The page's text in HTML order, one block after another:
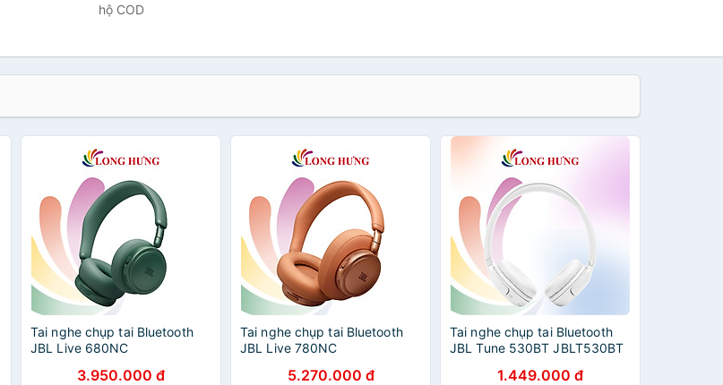
hộ COD
Tai nghe chụp tai Bluetooth
JBL Live 680NC
3.950.000 đ
Tai nghe chụp tai Bluetooth
JBL Live 780NC
5.270.000 đ
Tai nghe chụp tai Bluetooth
JBL Tune 530BT JBLT530BT
1.449.000 đ